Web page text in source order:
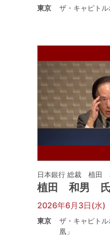
東京 ザ・キャピトル
日本銀行 総裁 植
植田 和男 氏
2026年6月3日(水)
東京
ザ・キャピト
凰」